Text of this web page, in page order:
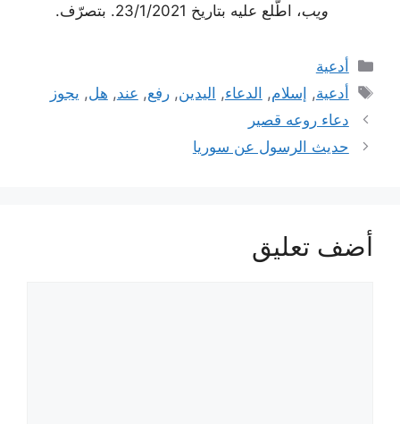
ويب، اطّلع عليه بتاريخ 23/1/2021. بتصرّف.
التصنيفات
أدعية
الوسوم
أدعية, إسلام, الدعاء, اليدين,رفع, عند, هل, يجوز
دعاء روعه قصير
حديث الرسول عن سوريا
أضف تعليق